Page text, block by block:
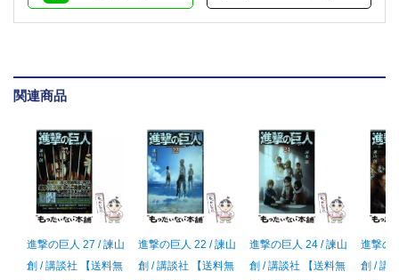
関連商品
進撃の巨人 27 / 諫山
創 / 講談社 【送料無
進撃の巨人 22 / 諫山
創 / 講談社 【送料無
進撃の巨人 24 / 諫山
創 / 講談社 【送料無
進撃の
創 / 講